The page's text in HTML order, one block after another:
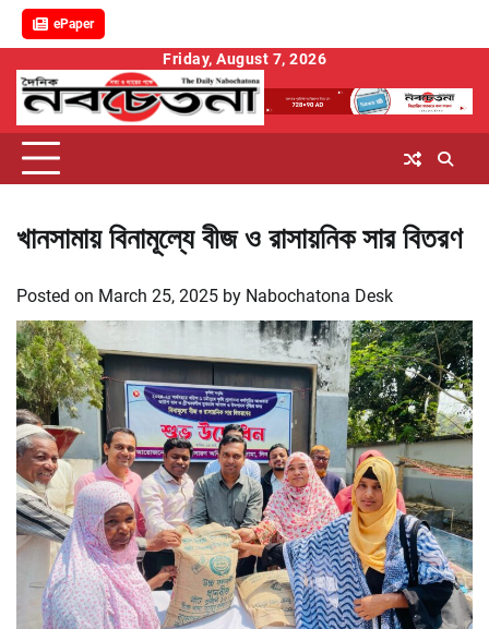
ePaper
content
Friday, August 7, 2026
খানসামায় বিনামূল্যে বীজ ও রাসায়নিক সার বিতরণ
Posted on March 25, 2025 by Nabochatona Desk